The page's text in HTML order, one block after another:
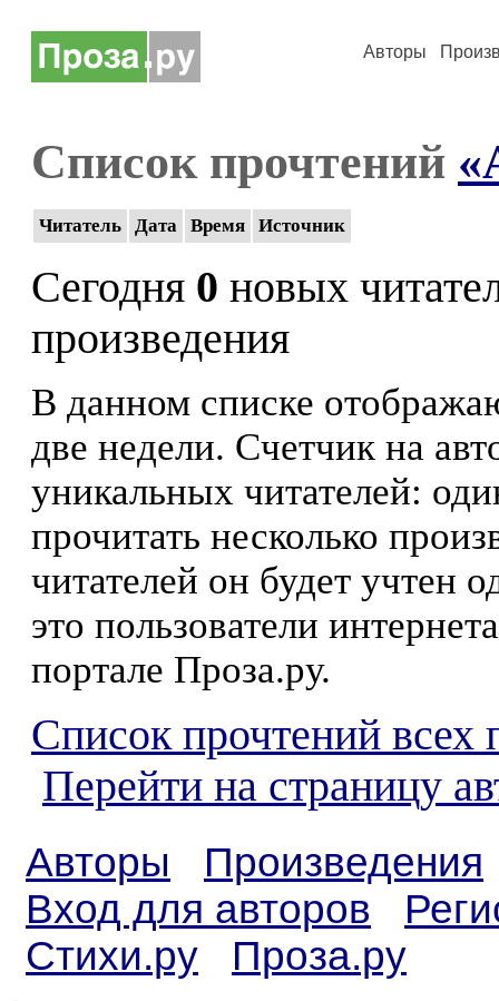
Авторы
Список прочтений
Читатель Дата Время Источник
Сегодня 0 новых
произведения
В данном списке
две недели. Счетчик на
уникальных читателей:
прочитать несколько
читателей он будет учтен
это пользователи
портале Проза.ру.
Список прочтений всех
Перейти на страницу
Авторы
Произведения
Вход для авторов
Стихи.ру
Проза.ру